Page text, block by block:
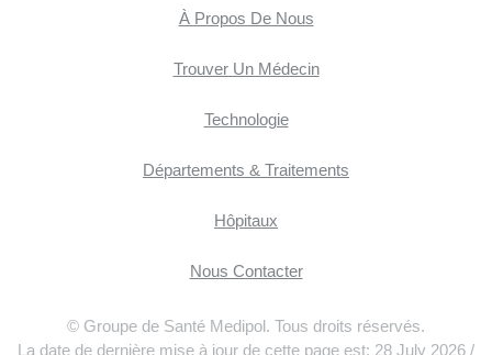
À Propos De Nous
Trouver Un Médecin
Technologie
Départements & Traitements
Hôpitaux
Nous Contacter
© Groupe de Santé Medipol. Tous droits réservés.
La date de dernière mise à jour de cette page est: 28 July 2026 /